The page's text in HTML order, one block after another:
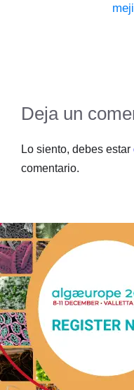
Deja un
Lo siento, debes estar
comentario.